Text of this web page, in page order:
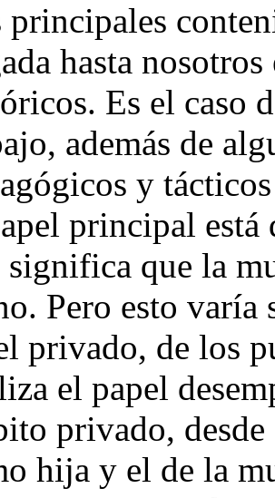
principales
hasta
Es el caso
además de
y
principal está
significa que la
Pero esto varía
privado, de los
el papel
privado,
hija y el de la